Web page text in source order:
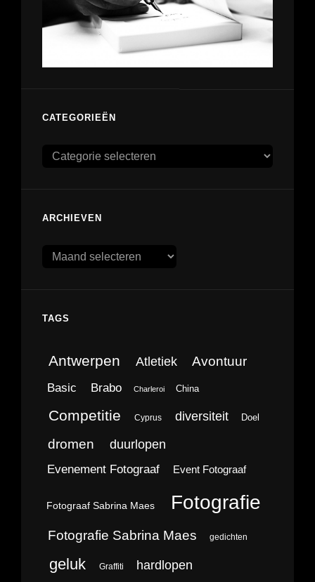
CATEGORIEËN
Categorieën
ARCHIEVEN
Archieven
TAGS
Antwerpen Atletiek Avontuur
Basic Brabo Charleroi China
Competitie Cyprus diversiteit Doel
dromen duurlopen
Evenement Fotograaf Event Fotograaf
Fotograaf Sabrina Maes Fotografie
Fotografie Sabrina Maes gedichten
geluk Graffiti hardlopen